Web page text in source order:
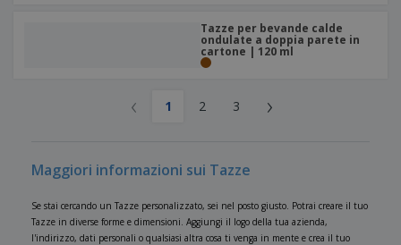
Tazze per bevande calde
ondulate a doppia parete in
cartone | 120 ml
‹ 1 2 3 ›
Maggiori informazioni sui Tazze
Se stai cercando un Tazze personalizzato, sei nel posto giusto. Potrai creare il tuo
Tazze in diverse forme e dimensioni. Aggiungi il logo della tua azienda,
l'indirizzo, dati personali o qualsiasi altra cosa ti venga in mente e crea il tuo